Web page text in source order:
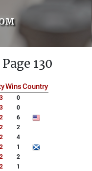
130
WinsCountry
0
0
6
2
4
1
2
1